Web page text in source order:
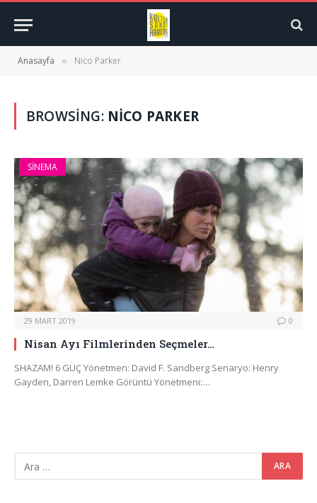
Anasayfa » Nico Parker
BROWSING: NICO PARKER
SINEMA
29 MART 2019 0
Nisan Ayı Filmlerinden Seçmeler…
SHAZAM! 6 GÜÇ Yönetmen: David F. Sandberg Senaryo: Henry
Gayden, Darren Lemke Görüntü Yönetmeni:…